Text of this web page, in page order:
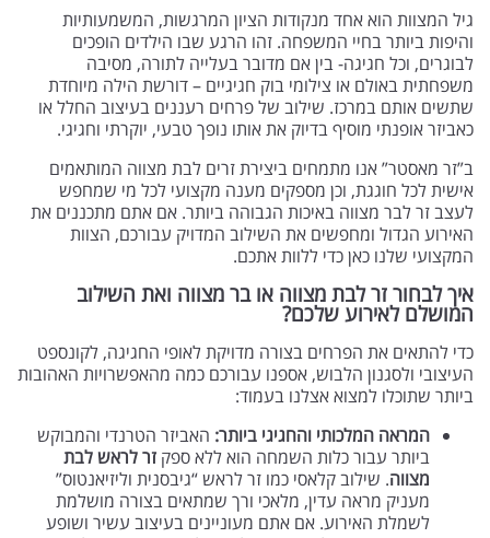
גיל המצוות הוא אחד מנקודות הציון המרגשות, המשמעותיות
והיפות ביותר בחיי המשפחה. זהו הרגע שבו הילדים הופכים
לבוגרים, וכל חגיגה- בין אם מדובר בעלייה לתורה, מסיבה
משפחתית באולם או צילומי בוק חגיגיים – דורשת הילה מיוחדת
שתשים אותם במרכז. שילוב של פרחים רעננים בעיצוב החלל או
כאביזר אופנתי מוסיף בדיוק את אותו נופך טבעי, יוקרתי וחגיגי.
ב”זר מאסטר” אנו מתמחים ביצירת זרים לבת מצווה המותאמים
אישית לכל חוגגת, וכן מספקים מענה מקצועי לכל מי שמחפש
לעצב זר לבר מצווה באיכות הגבוהה ביותר. אם אתם מתכננים את
האירוע הגדול ומחפשים את השילוב המדויק עבורכם, הצוות
המקצועי שלנו כאן כדי ללוות אתכם.
איך לבחור זר לבת מצווה או בר מצווה ואת השילוב
המושלם לאירוע שלכם?
כדי להתאים את הפרחים בצורה מדויקת לאופי החגיגה, לקונספט
העיצובי ולסגנון הלבוש, אספנו עבורכם כמה מהאפשרויות האהובות
ביותר שתוכלו למצוא אצלנו בעמוד:
המראה המלכותי והחגיגי ביותר: האביזר הטרנדי והמבוקש
ביותר עבור כלות השמחה הוא ללא ספק זר לראש לבת
מצווה. שילוב קלאסי כמו זר לראש “גיבסנית וליזיאנטוס”
מעניק מראה עדין, מלאכי ורך שמתאים בצורה מושלמת
לשמלת האירוע. אם אתם מעוניינים בעיצוב עשיר ושופע